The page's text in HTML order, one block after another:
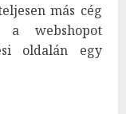
más cég
webshopot
oldalán egy